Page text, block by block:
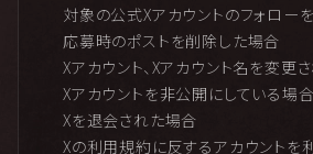
対象の公式Xアカウントのフォロー
応募時のポストを削除した場合
Xアカウント、Xアカウント名を変更
Xアカウントを非公開にしている場合
Xを退会された場合
Xの利用規約に反するアカウントを